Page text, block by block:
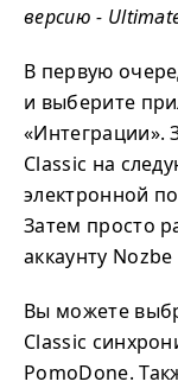
версию -
В первую
и выберите
«Интеграции».
Classic на
электронной
Затем просто
аккаунту Nozbe
Вы можете
Classic
PomoDone.